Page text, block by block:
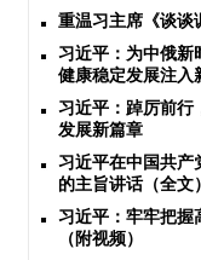
重温习主席《谈谈
习近平：​为中俄新
健康稳定发展注入
习近平：踔厉前行
发展新篇章
习近平在中国共产
的主旨讲话（全文）
习近平：牢牢把握
（附视频）